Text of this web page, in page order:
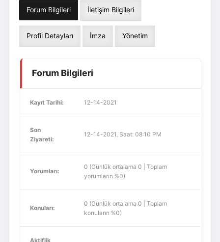
Forum Bilgileri İletişim Bilgileri
Profil Detayları İmza Yönetim
Forum Bilgileri
Kayıt Tarihi: 12-14-2021
Son
Ziyareti:
12-14-2021, Saat: 08:10 PM
Yorumları:
0 (Günlük ortalama 0 | Toplam
yorumların %0)
Konuları:
0 (Günlük ortalama 0 | Toplam
konuların %0)
Aktiflik